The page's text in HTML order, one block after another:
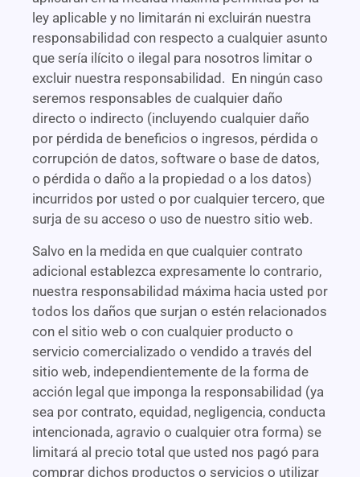
ley aplicable y no limitarán ni excluirán nuestra
responsabilidad con respecto a cualquier asunto
que sería ilícito o ilegal para nosotros limitar o
excluir nuestra responsabilidad. En ningún caso
seremos responsables de cualquier daño
directo o indirecto (incluyendo cualquier daño
por pérdida de beneficios o ingresos, pérdida o
corrupción de datos, software o base de datos,
o pérdida o daño a la propiedad o a los datos)
incurridos por usted o por cualquier tercero, que
surja de su acceso o uso de nuestro sitio web.
Salvo en la medida en que cualquier contrato
adicional establezca expresamente lo contrario,
nuestra responsabilidad máxima hacia usted por
todos los daños que surjan o estén relacionados
con el sitio web o con cualquier producto o
servicio comercializado o vendido a través del
sitio web, independientemente de la forma de
acción legal que imponga la responsabilidad (ya
sea por contrato, equidad, negligencia, conducta
intencionada, agravio o cualquier otra forma) se
limitará al precio total que usted nos pagó para
comprar dichos productos o servicios o utilizar